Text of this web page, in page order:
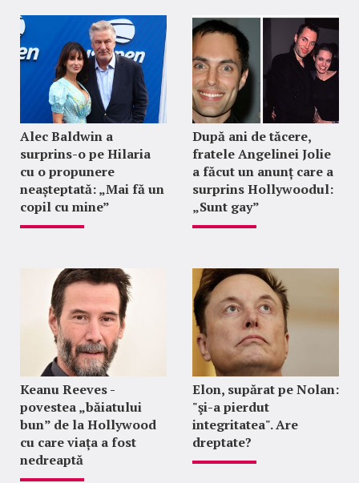
Alec Baldwin a
surprins-o pe Hilaria
cu o propunere
neașteptată: „Mai fă un
copil cu mine”
După ani de tăcere,
fratele Angelinei Jolie
a făcut un anunț care a
surprins Hollywoodul:
„Sunt gay”
Keanu Reeves -
povestea „băiatului
bun” de la Hollywood
cu care viața a fost
nedreaptă
Elon, supărat pe Nolan:
"şi-a pierdut
integritatea". Are
dreptate?